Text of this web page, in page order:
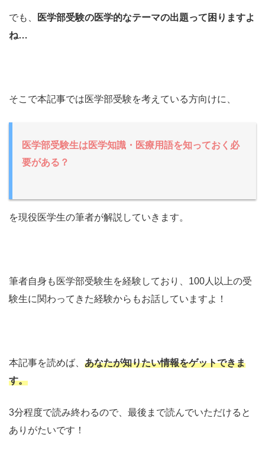
でも、
医学部受験の医学的なテーマの出題って困りますよ
ね…
そこで本記事では医学部受験を考えている方向けに、
医学部受験生は医学知識・医療用語を知っておく必
要がある？
を現役医学生の筆者が解説していきます。
筆者自身も医学部受験生を経験しており、100人以上の受
験生に関わってきた経験からもお話していますよ！
本記事を読めば、 あなたが知りたい情報をゲットできま
す。
3分程度で読み終わるので、最後まで読んでいただけると
ありがたいです！